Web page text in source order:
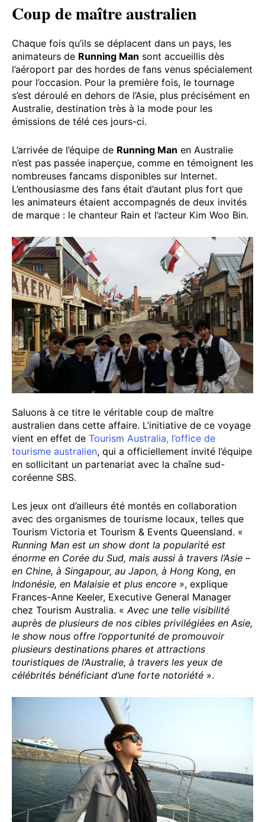
Coup de maître australien
Chaque fois qu’ils se déplacent dans un pays, les
animateurs de Running Man sont accueillis dès
l’aéroport par des hordes de fans venus spécialement
pour l’occasion. Pour la première fois, le tournage
s’est déroulé en dehors de l’Asie, plus précisément en
Australie, destination très à la mode pour les
émissions de télé ces jours-ci.
L’arrivée de l’équipe de Running Man en Australie
n’est pas passée inaperçue, comme en témoignent les
nombreuses fancams disponibles sur Internet.
L’enthousiasme des fans était d’autant plus fort que
les animateurs étaient accompagnés de deux invités
de marque : le chanteur Rain et l’acteur Kim Woo Bin.
Saluons à ce titre le véritable coup de maître
australien dans cette affaire. L’initiative de ce voyage
vient en effet de Tourism Australia, l’office de
tourisme australien, qui a officiellement invité l’équipe
en sollicitant un partenariat avec la chaîne sud-
coréenne SBS.
Les jeux ont d’ailleurs été montés en collaboration
avec des organismes de tourisme locaux, telles que
Tourism Victoria et Tourism & Events Queensland. «
Running Man est un show dont la popularité est
énorme en Corée du Sud, mais aussi à travers l’Asie –
en Chine, à Singapour, au Japon, à Hong Kong, en
Indonésie, en Malaisie et plus encore », explique
Frances-Anne Keeler, Executive General Manager
chez Tourism Australia. «Avec une telle visibilité
auprès de plusieurs de nos cibles privilégiées en Asie,
le show nous offre l’opportunité de promouvoir
plusieurs destinations phares et attractions
touristiques de l’Australie, à travers les yeux de
célébrités bénéficiant d’une forte notoriété ».